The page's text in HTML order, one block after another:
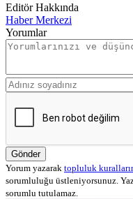
Editör Hakkında
Haber Merkezi
Yorumlar
Gönder
Yorum yazarak topluluk
sorumluluğu üstleniyorsunuz.
sorumlu tutulamaz.